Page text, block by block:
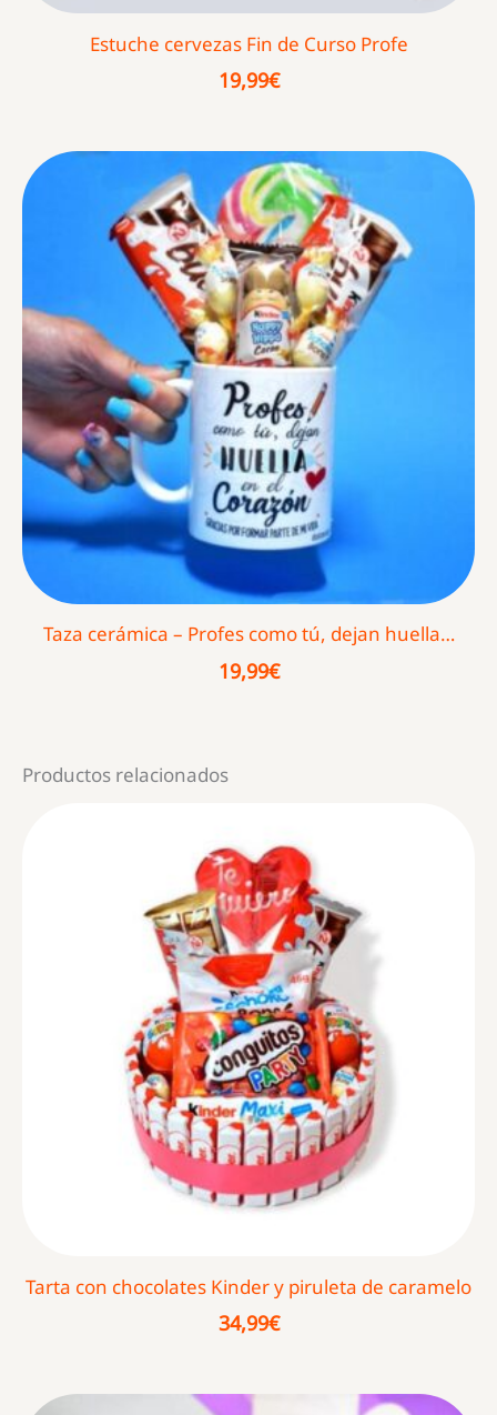
Estuche cervezas Fin de Curso Profe
19,99€
Taza cerámica – Profes como tú, dejan huella…
19,99€
Productos relacionados
Tarta con chocolates Kinder y piruleta de caramelo
34,99€